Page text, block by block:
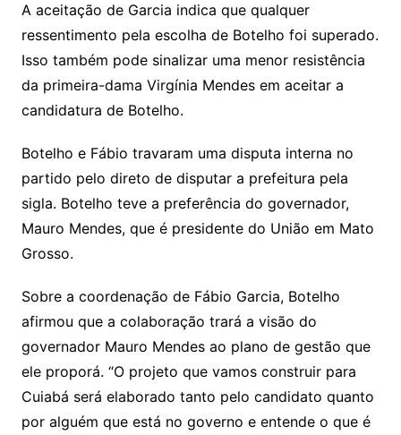
A aceitação de Garcia indica que qualquer
ressentimento pela escolha de Botelho foi superado.
Isso também pode sinalizar uma menor resistência
da primeira-dama Virgínia Mendes em aceitar a
candidatura de Botelho.
Botelho e Fábio travaram uma disputa interna no
partido pelo direto de disputar a prefeitura pela
sigla. Botelho teve a preferência do governador,
Mauro Mendes, que é presidente do União em Mato
Grosso.
Sobre a coordenação de Fábio Garcia, Botelho
afirmou que a colaboração trará a visão do
governador Mauro Mendes ao plano de gestão que
ele proporá. “O projeto que vamos construir para
Cuiabá será elaborado tanto pelo candidato quanto
por alguém que está no governo e entende o que é